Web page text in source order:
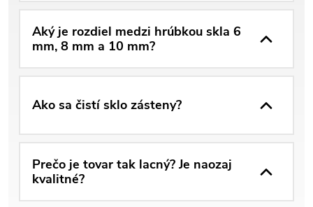
Aký je rozdiel medzi hrúbkou skla 6
mm, 8 mm a 10 mm?
Ako sa čistí sklo zásteny?
Prečo je tovar tak lacný? Je naozaj
kvalitné?